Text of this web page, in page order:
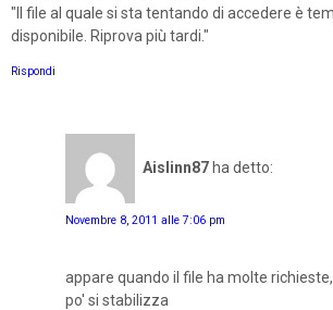
"Il file al quale si sta tentando di accedere è
disponibile. Riprova più tardi."
Rispondi
Aislinn87 ha detto:
Novembre 8, 2011 alle 7:06 pm
appare quando il file ha molte
po' si stabilizza